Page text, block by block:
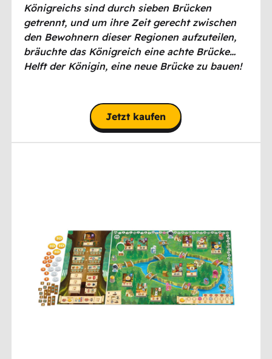
Königreichs sind durch sieben Brücken
getrennt, und um ihre Zeit gerecht zwischen
den Bewohnern dieser Regionen aufzuteilen,
bräuchte das Königreich eine achte Brücke…
Helft der Königin, eine neue Brücke zu bauen!
Jetzt kaufen